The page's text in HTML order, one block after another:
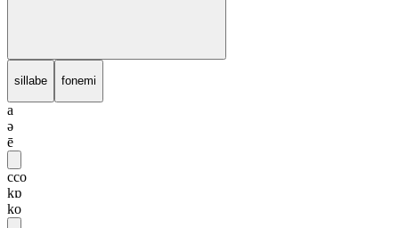
sillabe fonemi
a
ə
ē
cco
kɒ
ko